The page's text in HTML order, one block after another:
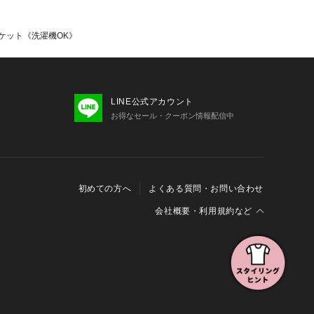
ット《洗濯機OK》
LINE公式アカウント
お得なセール・クーポン情報配信中
初めての方へ よくある質問・お問い合わせ
会社概要・利用規約など
特定商取引に関する法律に基づく表示
Cookieおよびアクセスログについて
三井不動産グループ ソーシャルメディアガイドライン